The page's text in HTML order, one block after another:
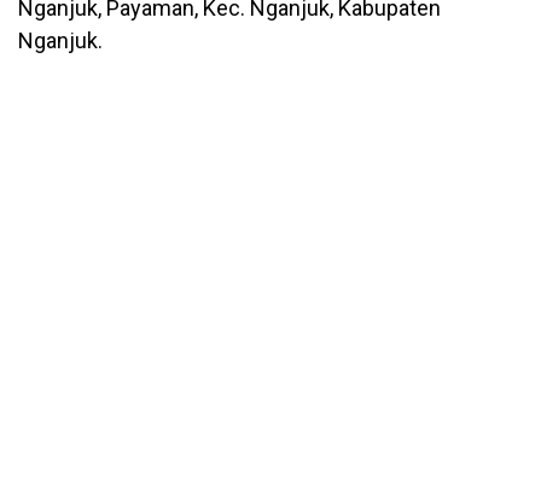
Nganjuk, Payaman, Kec. Nganjuk, Kabupaten
Nganjuk.